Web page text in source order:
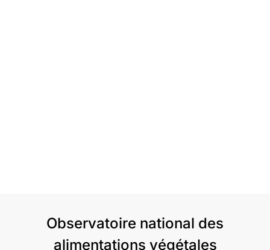
Observatoire national des
alimentations végétales